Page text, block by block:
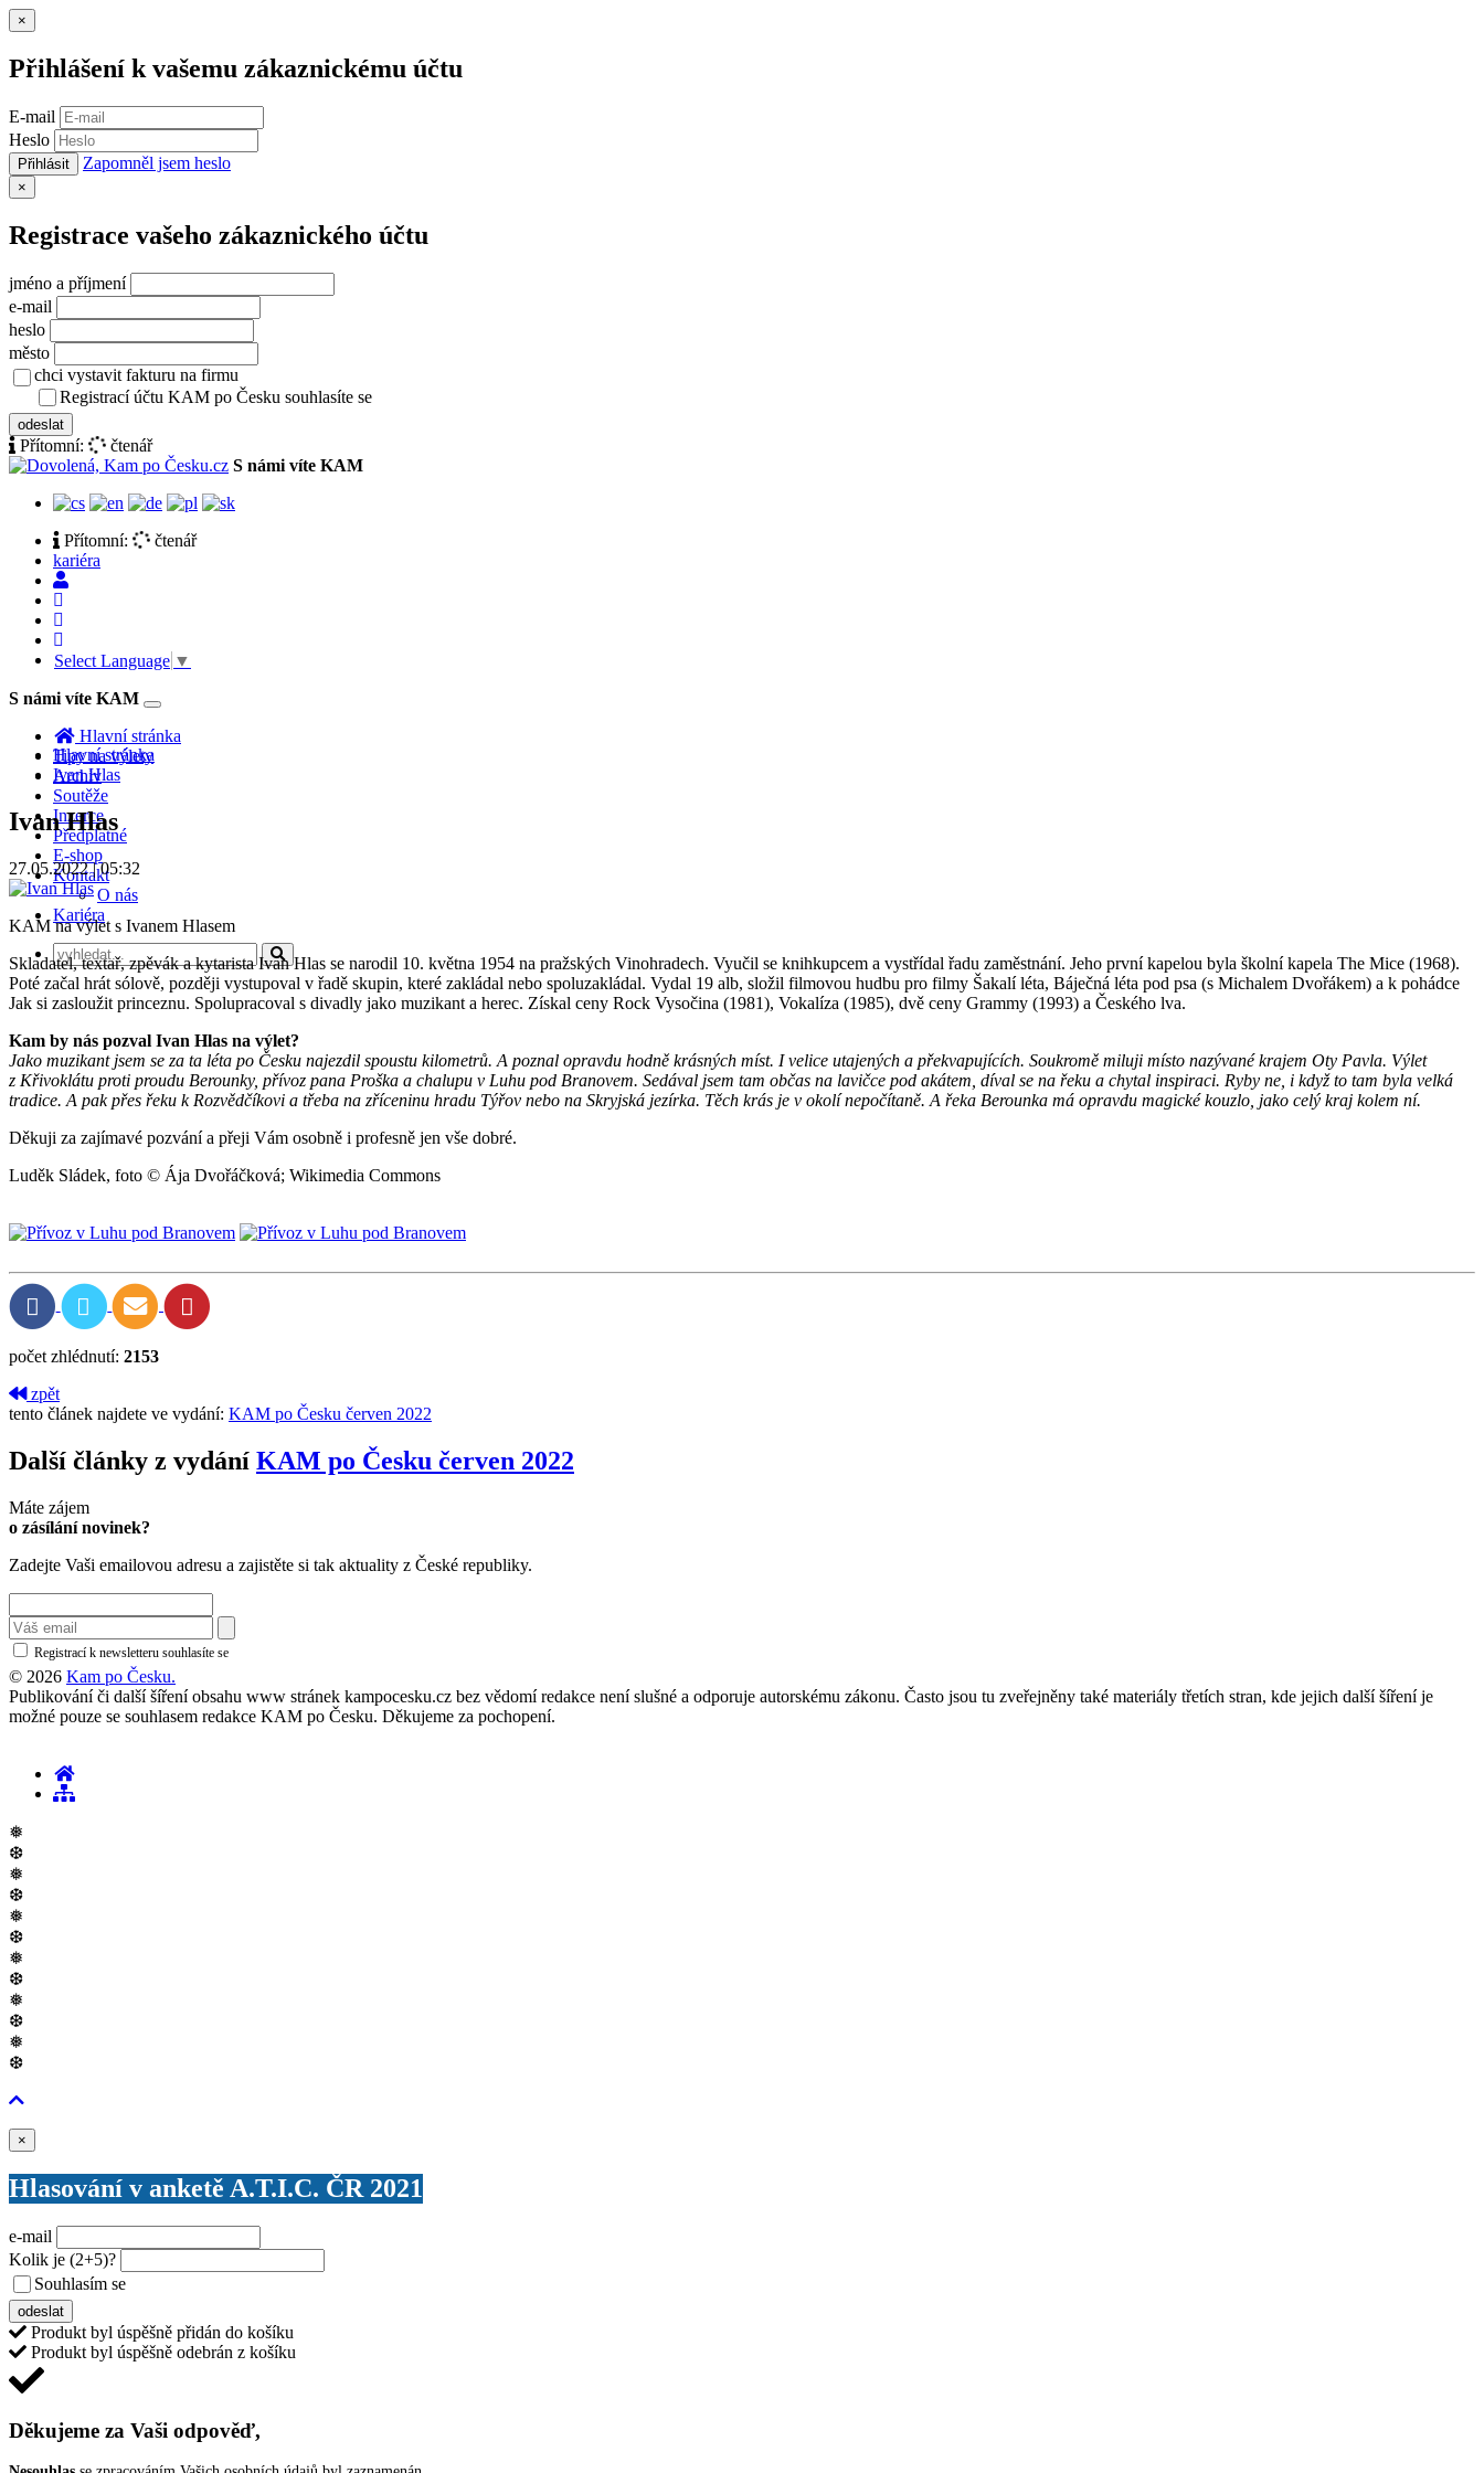
×
Přihlášení k vašemu zákaznickému účtu
E-mail
Heslo
Přihlásit Zapomněl jsem heslo
×
Registrace vašeho zákaznického účtu
jméno a příjmení
e-mail
heslo
město
chci vystavit fakturu na firmu
Registrací účtu KAM po Česku souhlasíte se
odeslat
Přítomní:
čtenář
S námi víte KAM
Přítomní:
čtenář
kariéra
Select Language ▼
S námi víte KAM
Toggle
navigation
Hlavní stránka
Tipy na výlety
Archiv
Soutěže
Inzerce
Předplatné
E-shop
Kontakt
O nás
Kariéra
Hlavní stránka
Ivan Hlas
Ivan Hlas
27.05.2022 | 05:32
KAM na výlet s Ivanem Hlasem
Skladatel, textař, zpěvák a kytarista Ivan Hlas se narodil 10. května 1954 na pražských Vinohradech. Vyučil se knihkupcem a vystřídal řadu zaměstnání. Jeho první kapelou byla školní kapela The Mice (1968).
Poté začal hrát sólově, později vystupoval v řadě skupin, které zakládal nebo spoluzakládal. Vydal 19 alb, složil filmovou hudbu pro filmy Šakalí léta, Báječná léta pod psa (s Michalem Dvořákem) a k pohádce
Jak si zasloužit princeznu. Spolupracoval s divadly jako muzikant a herec. Získal ceny Rock Vysočina (1981), Vokalíza (1985), dvě ceny Grammy (1993) a Českého lva.
Kam by nás pozval Ivan Hlas na výlet?
Jako muzikant jsem se za ta léta po Česku najezdil spoustu kilometrů. A poznal opravdu hodně krásných míst. I velice utajených a překvapujících. Soukromě miluji místo nazývané krajem Oty Pavla. Výlet
z Křivoklátu proti proudu Berounky, přívoz pana Proška a chalupu v Luhu pod Branovem. Sedával jsem tam občas na lavičce pod akátem, díval se na řeku a chytal inspiraci. Ryby ne, i když to tam byla velká
tradice. A pak přes řeku k Rozvědčíkovi a třeba na zříceninu hradu Týřov nebo na Skryjská jezírka. Těch krás je v okolí nepočítaně. A řeka Berounka má opravdu magické kouzlo, jako celý kraj kolem ní.
Děkuji za zajímavé pozvání a přeji Vám osobně i profesně jen vše dobré.
Luděk Sládek, foto © Ája Dvořáčková; Wikimedia Commons
počet zhlédnutí: 2153
zpět
tento článek najdete ve vydání: KAM po Česku červen 2022
Další články z vydání KAM po Česku červen 2022
Máte zájem
o zásílání novinek?
Zadejte Vaši emailovou adresu a zajistěte si tak aktuality z České republiky.
Registrací k newsletteru souhlasíte se
© 2026 Kam po Česku.
Publikování či další šíření obsahu www stránek kampocesku.cz bez vědomí redakce není slušné a odporuje autorskému zákonu. Často jsou tu zveřejněny také materiály třetích stran, kde jejich další šíření je
možné pouze se souhlasem redakce KAM po Česku. Děkujeme za pochopení.
❅
❆
❅
❆
❅
❆
❅
❆
❅
❆
❅
❆
×
Hlasování v anketě A.T.I.C. ČR 2021
e-mail
Kolik je (2+5)?
Souhlasím se
odeslat
Produkt byl úspěšně přidán do košíku
Produkt byl úspěšně odebrán z košíku
Děkujeme za Vaši odpověď,